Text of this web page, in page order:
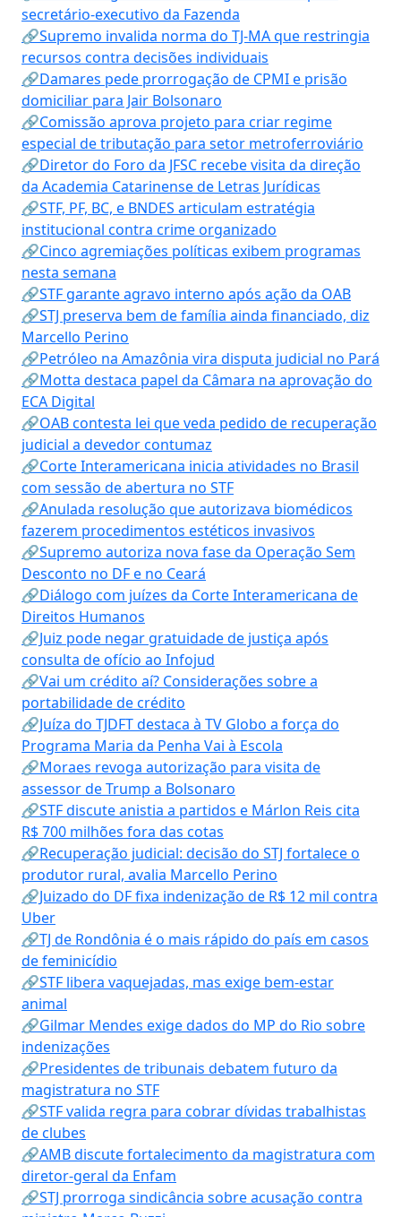
secretário-executivo da Fazenda
🔗Supremo invalida norma do TJ-MA que restringia
recursos contra decisões individuais
🔗Damares pede prorrogação de CPMI e prisão
domiciliar para Jair Bolsonaro
🔗Comissão aprova projeto para criar regime
especial de tributação para setor metroferroviário
🔗Diretor do Foro da JFSC recebe visita da direção
da Academia Catarinense de Letras Jurídicas
🔗STF, PF, BC, e BNDES articulam estratégia
institucional contra crime organizado
🔗Cinco agremiações políticas exibem programas
nesta semana
🔗STF garante agravo interno após ação da OAB
🔗STJ preserva bem de família ainda financiado, diz
Marcello Perino
🔗Petróleo na Amazônia vira disputa judicial no Pará
🔗Motta destaca papel da Câmara na aprovação do
ECA Digital
🔗OAB contesta lei que veda pedido de recuperação
judicial a devedor contumaz
🔗Corte Interamericana inicia atividades no Brasil
com sessão de abertura no STF
🔗Anulada resolução que autorizava biomédicos
fazerem procedimentos estéticos invasivos
🔗Supremo autoriza nova fase da Operação Sem
Desconto no DF e no Ceará
🔗Diálogo com juízes da Corte Interamericana de
Direitos Humanos
🔗Juiz pode negar gratuidade de justiça após
consulta de ofício ao Infojud
🔗Vai um crédito aí? Considerações sobre a
portabilidade de crédito
🔗Juíza do TJDFT destaca à TV Globo a força do
Programa Maria da Penha Vai à Escola
🔗Moraes revoga autorização para visita de
assessor de Trump a Bolsonaro
🔗STF discute anistia a partidos e Márlon Reis cita
R$ 700 milhões fora das cotas
🔗Recuperação judicial: decisão do STJ fortalece o
produtor rural, avalia Marcello Perino
🔗Juizado do DF fixa indenização de R$ 12 mil contra
Uber
🔗TJ de Rondônia é o mais rápido do país em casos
de feminicídio
🔗STF libera vaquejadas, mas exige bem-estar
animal
🔗Gilmar Mendes exige dados do MP do Rio sobre
indenizações
🔗Presidentes de tribunais debatem futuro da
magistratura no STF
🔗STF valida regra para cobrar dívidas trabalhistas
de clubes
🔗AMB discute fortalecimento da magistratura com
diretor-geral da Enfam
🔗STJ prorroga sindicância sobre acusação contra